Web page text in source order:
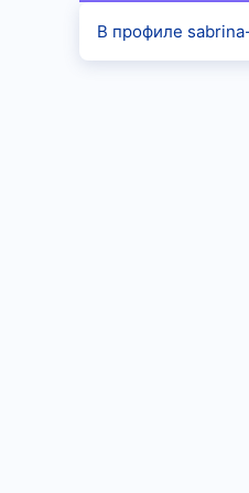
В профиле